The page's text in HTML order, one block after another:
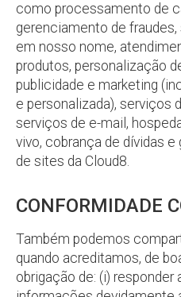
como processamento de
gerenciamento de
em nosso nome,
produtos, personalização
publicidade e marketing
e personalizada), serviços
serviços de e-mail,
vivo, cobrança de dívidas
de sites da Cloud8.
CONFORMIDADE
Também podemos
quando acreditamos, de
obrigação de: (i)